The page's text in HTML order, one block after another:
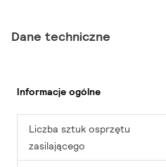
Dane techniczne
Informacje ogólne
Liczba sztuk osprzętu
zasilającego